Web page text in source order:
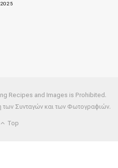
Recipes and Images is Prohibited.
των Συνταγών και των Φωτογραφιών.
Top